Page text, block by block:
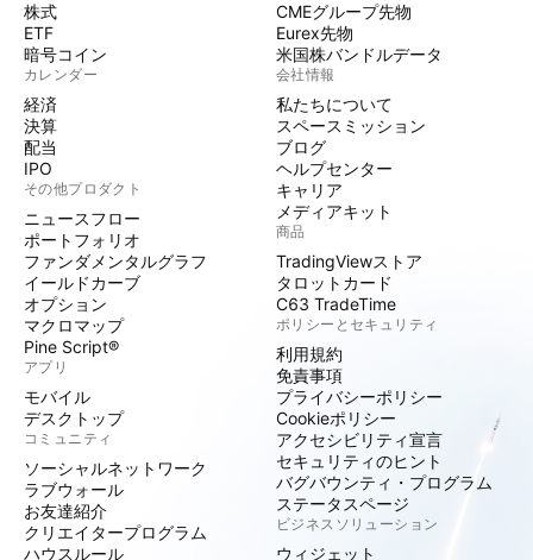
株式
ETF
暗号コイン
カレンダー
経済
決算
配当
IPO
その他プロダクト
ニュースフロー
ポートフォリオ
ファンダメンタルグラフ
イールドカーブ
オプション
マクロマップ
Pine Script®
アプリ
モバイル
デスクトップ
コミュニティ
ソーシャルネットワーク
ラブウォール
お友達紹介
クリエイタープログラム
ハウスルール
CMEグループ先物
Eurex先物
米国株バンドルデータ
会社情報
私たちについて
スペースミッション
ブログ
ヘルプセンター
キャリア
メディアキット
商品
TradingViewストア
タロットカード
C63 TradeTime
ポリシーとセキュリティ
利用規約
免責事項
プライバシーポリシー
Cookieポリシー
アクセシビリティ宣言
セキュリティのヒント
バグバウンティ・プログラム
ステータスページ
ビジネスソリューション
ウィジェット